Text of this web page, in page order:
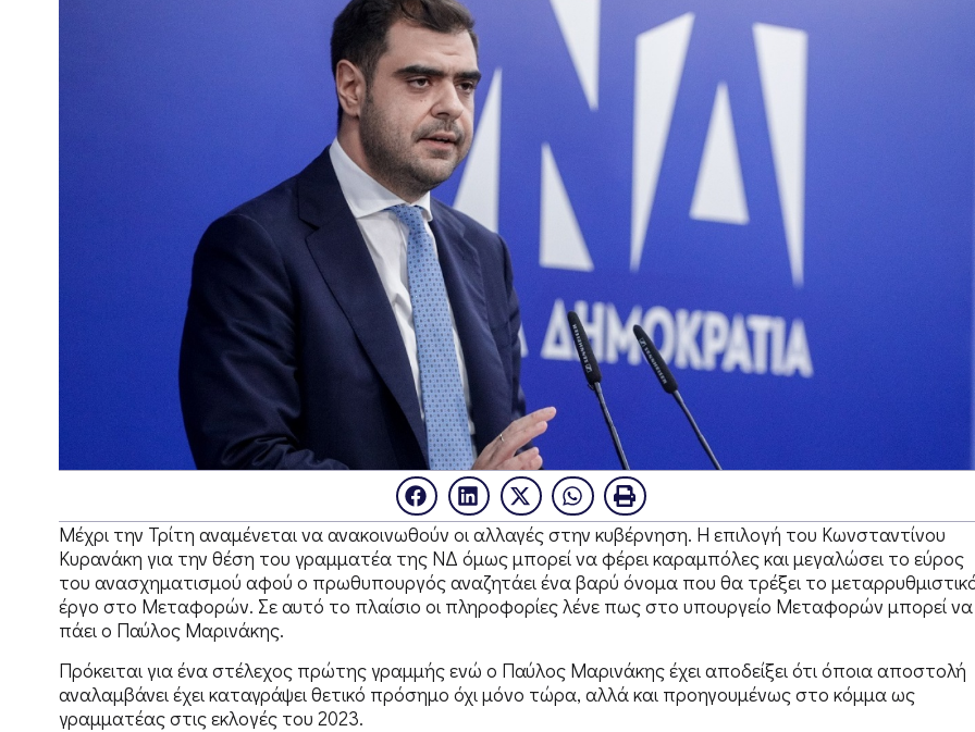
Μέχρι την Τρίτη αναμένεται να ανακοινωθούν οι αλλαγές στην κυβέρνηση. Η επιλογή του Κωνσταντίνου
Κυρανάκη για την θέση του γραμματέα της ΝΔ όμως μπορεί να φέρει καραμπόλες και μεγαλώσει το εύρος
του ανασχηματισμού αφού ο πρωθυπουργός αναζητάει ένα βαρύ όνομα που θα τρέξει το
έργο στο Μεταφορών. Σε αυτό το πλαίσιο οι πληροφορίες λένε πως στο υπουργείο Μεταφορών μπορεί να
πάει ο Παύλος Μαρινάκης.
Πρόκειται για ένα στέλεχος πρώτης γραμμής ενώ ο Παύλος Μαρινάκης έχει αποδείξει ότι όποια αποστολή
αναλαμβάνει έχει καταγράψει θετικό πρόσημο όχι μόνο τώρα, αλλά και προηγουμένως στο κόμμα ως
γραμματέας στις εκλογές του 2023.